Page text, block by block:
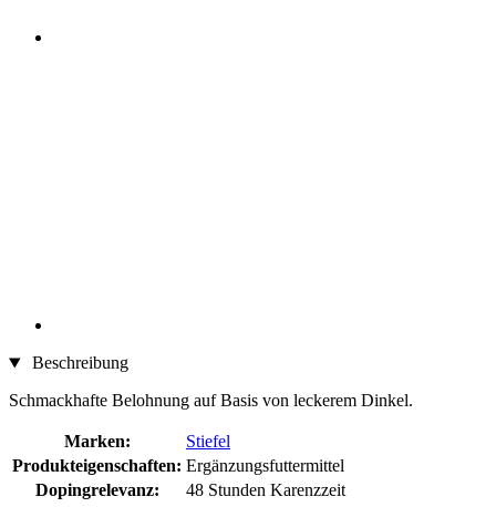
Beschreibung
Schmackhafte Belohnung auf Basis von leckerem Dinkel.
Marken:
Stiefel
Produkteigenschaften: Ergänzungsfuttermittel
Dopingrelevanz:
48 Stunden Karenzzeit